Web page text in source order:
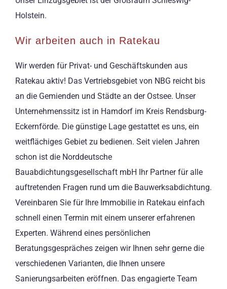
Holstein.
Wir arbeiten auch in Ratekau
Wir werden für Privat- und Geschäftskunden aus
Ratekau aktiv! Das Vertriebsgebiet von NBG reicht bis
an die Gemienden und Städte an der Ostsee. Unser
Unternehmenssitz ist in Hamdorf im Kreis Rendsburg-
Eckernförde. Die günstige Lage gestattet es uns, ein
weitflächiges Gebiet zu bedienen. Seit vielen Jahren
schon ist die Norddeutsche
Bauabdichtungsgesellschaft mbH Ihr Partner für alle
auftretenden Fragen rund um die Bauwerksabdichtung.
Vereinbaren Sie für Ihre Immobilie in Ratekau einfach
schnell einen Termin mit einem unserer erfahrenen
Experten. Während eines persönlichen
Beratungsgespräches zeigen wir Ihnen sehr gerne die
verschiedenen Varianten, die Ihnen unsere
Sanierungsarbeiten eröffnen. Das engagierte Team